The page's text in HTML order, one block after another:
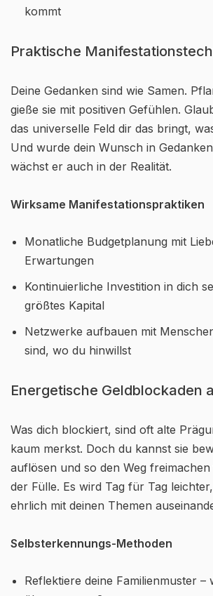
kommt
Praktische
Deine Gedanken sind wie Samen.
gieße sie mit positiven Gefühlen.
das universelle Feld dir das bringt,
Und wurde dein Wunsch in
wächst er auch in der Realität.
Wirksame Manifestationspraktiken
Monatliche Budgetplanung mit
Erwartungen
Kontinuierliche Investition in dich
größtes Kapital
Netzwerke aufbauen mit
sind, wo du hinwillst
Energetische Geldblockaden
Was dich blockiert, sind oft alte
kaum merkst. Doch du kannst sie
auflösen und so den Weg
der Fülle. Es wird Tag für Tag
ehrlich mit deinen Themen
Selbsterkennungs-Methoden
Reflektiere deine Familienmuster –